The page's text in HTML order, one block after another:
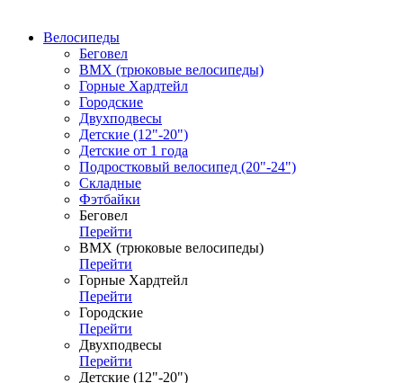
Велосипеды
Беговел
ВМХ (трюковые велосипеды)
Горные Хардтейл
Городские
Двухподвесы
Детские (12"-20")
Детские от 1 года
Подростковый велосипед (20"-24")
Складные
Фэтбайки
Беговел
Перейти
ВМХ (трюковые велосипеды)
Перейти
Горные Хардтейл
Перейти
Городские
Перейти
Двухподвесы
Перейти
Детские (12"-20")